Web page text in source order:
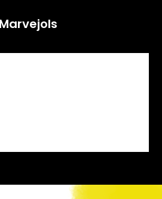
Marvejols
sur-Colagne